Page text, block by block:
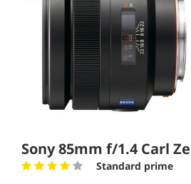
Sony 85mm f/1.4 Carl
Standard prime